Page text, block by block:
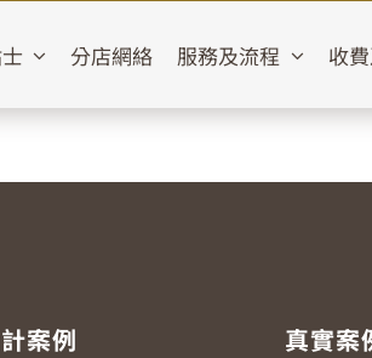
分店網絡 服務及流程 收
案例 真實案